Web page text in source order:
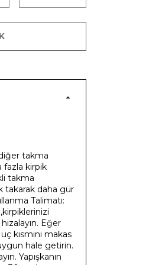
takma
fazla kirpik
takma
takarak daha gür
Talimatı:
Eğer
kısmını makas
hale getirin.
Yapışkanın